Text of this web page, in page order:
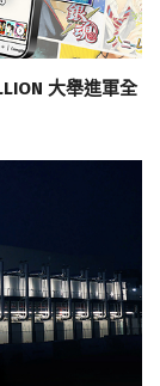
大舉進軍全